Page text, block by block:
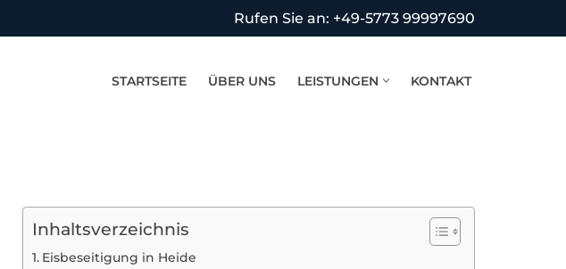
Rufen Sie an: +49-5773 99997690
STARTSEITE ÜBER UNS LEISTUNGEN KONTAKT
Inhaltsverzeichnis
Eisbeseitigung in Heide